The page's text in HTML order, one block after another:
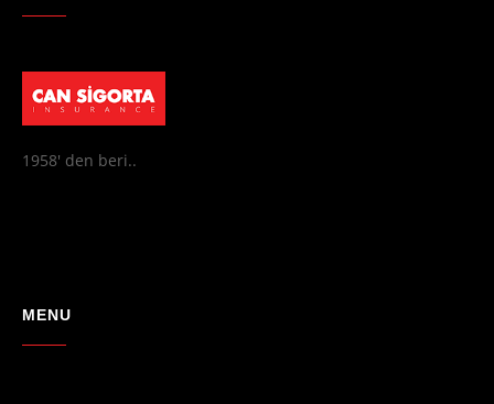
1958' den beri..
MENU